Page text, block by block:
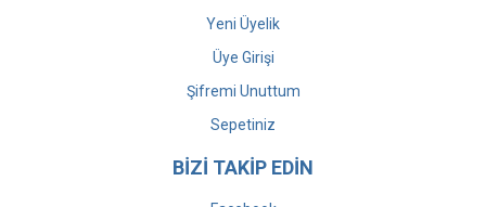
Yeni Üyelik
Üye Girişi
Şifremi Unuttum
Sepetiniz
BİZİ TAKİP EDİN